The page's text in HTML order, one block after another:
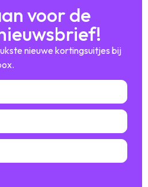
voor de
nieuwe kortingsuitjes bij